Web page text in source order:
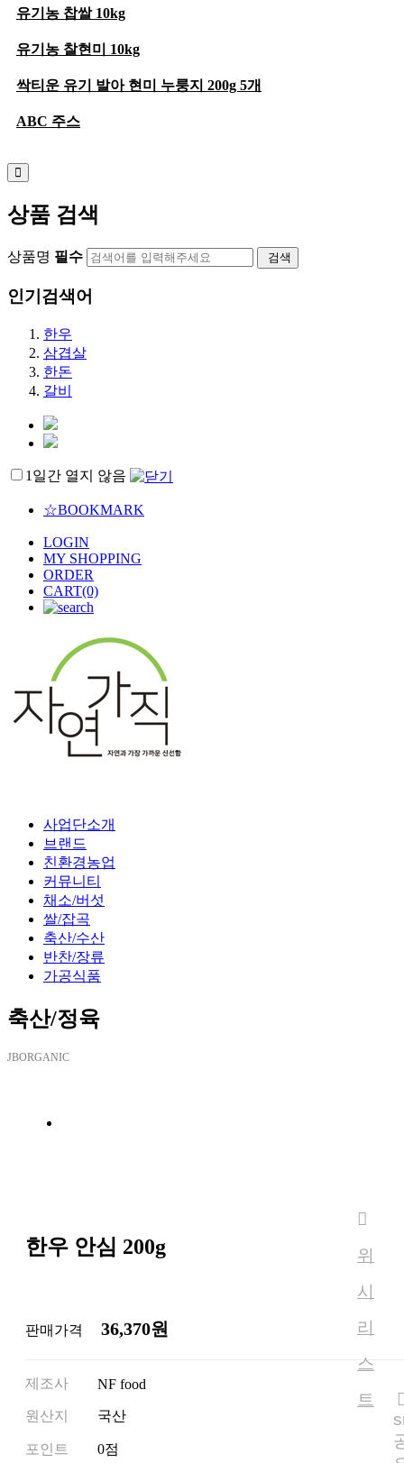
유기농 찹쌀 10kg
유기농 찰현미 10kg
싹티운 유기 발아 현미 누룽지 200g 5개
ABC 주스
상품 검색
상품명 필수 검색
인기검색어
한우
삼겹살
한돈
갈비
1일간 열지 않음
☆BOOKMARK
LOGIN
MY SHOPPING
ORDER
CART(0)
사업단소개
브랜드
친환경농업
커뮤니티
채소/버섯
쌀/잡곡
축산/수산
반찬/장류
가공식품
축산/정육
JBORGANIC
한우 안심 200g
판매가격 36,370원
제조사 NF food
원산지 국산
포인트 0점
위
시
리
스
트